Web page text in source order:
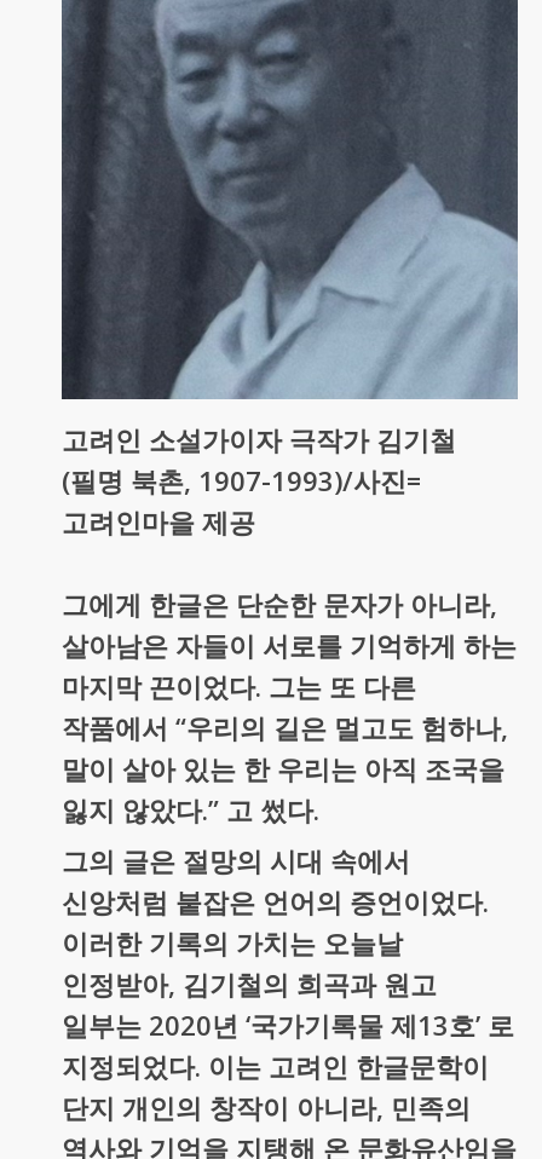
고려인 소설가이자 극작가 김기철
(필명 북촌, 1907-1993)/사진=
고려인마을 제공
그에게 한글은 단순한 문자가 아니라,
살아남은 자들이 서로를 기억하게 하는
마지막 끈이었다. 그는 또 다른
작품에서 “우리의 길은 멀고도 험하나,
말이 살아 있는 한 우리는 아직 조국을
잃지 않았다.” 고 썼다.
그의 글은 절망의 시대 속에서
신앙처럼 붙잡은 언어의 증언이었다.
이러한 기록의 가치는 오늘날
인정받아, 김기철의 희곡과 원고
일부는 2020년 ‘국가기록물 제13호’ 로
지정되었다. 이는 고려인 한글문학이
단지 개인의 창작이 아니라, 민족의
역사와 기억을 지탱해 온 문화유산임을